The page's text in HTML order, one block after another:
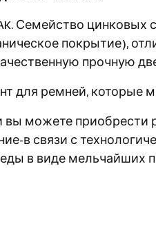
Семейство цинковых
покрытие),
прочную
для ремней, которые
вы можете приобрести
в связи с
в виде мельчайших